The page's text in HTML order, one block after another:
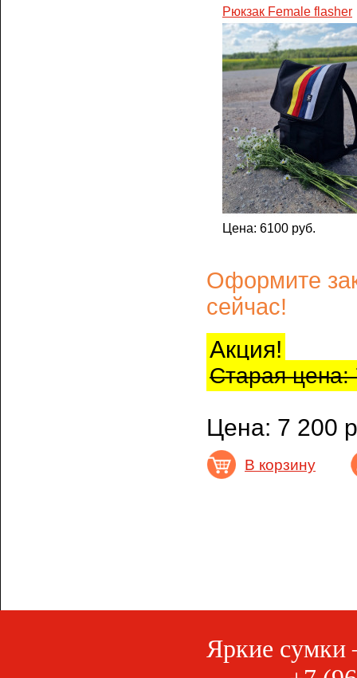
Рюкзак Female flasher
Цена: 6100 руб.
Оформите
сейчас!
Акция!
Старая цена:
Цена: 7 200
В корзину
Яркие